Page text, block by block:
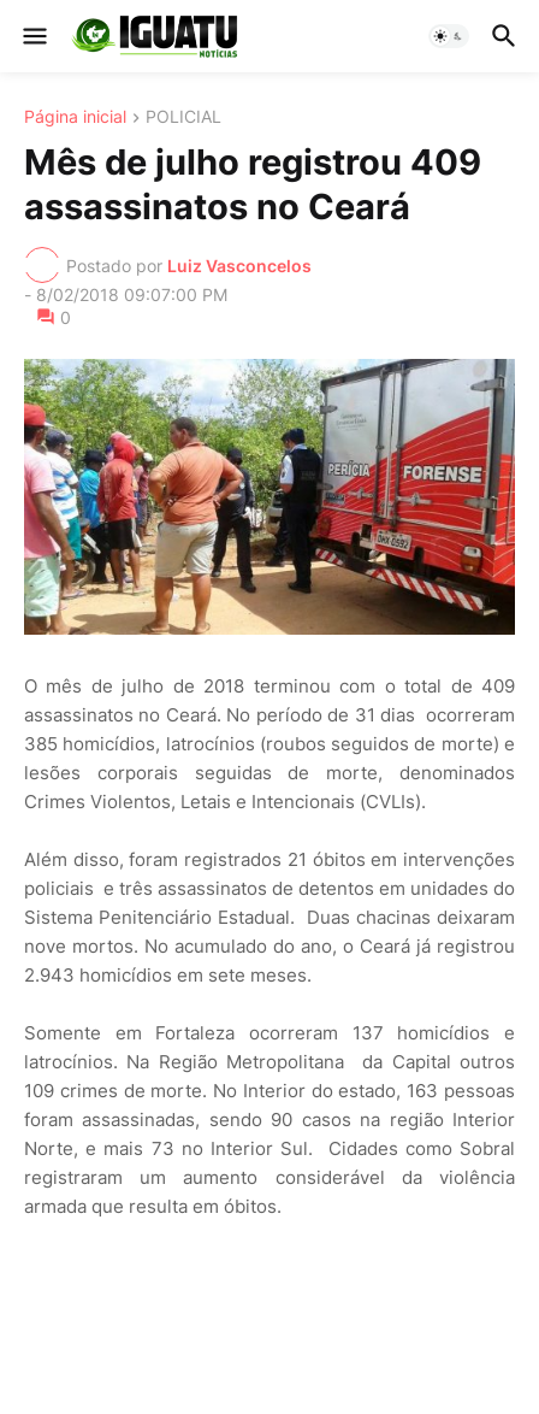
Página inicial POLICIAL
Mês de julho registrou 409
assassinatos no Ceará
Postado por Luiz Vasconcelos
- 8/02/2018 09:07:00 PM
0
O mês de julho de 2018 terminou com o total de 409
assassinatos no Ceará. No período de 31 dias ocorreram
385 homicídios, latrocínios (roubos seguidos de morte) e
lesões corporais seguidas de morte, denominados
Crimes Violentos, Letais e Intencionais (CVLIs).
Além disso, foram registrados 21 óbitos em intervenções
policiais e três assassinatos de detentos em unidades do
Sistema Penitenciário Estadual. Duas chacinas deixaram
nove mortos. No acumulado do ano, o Ceará já registrou
2.943 homicídios em sete meses.
Somente em Fortaleza ocorreram 137 homicídios e
latrocínios. Na Região Metropolitana da Capital outros
109 crimes de morte. No Interior do estado, 163 pessoas
foram assassinadas, sendo 90 casos na região Interior
Norte, e mais 73 no Interior Sul. Cidades como Sobral
registraram um aumento considerável da violência
armada que resulta em óbitos.